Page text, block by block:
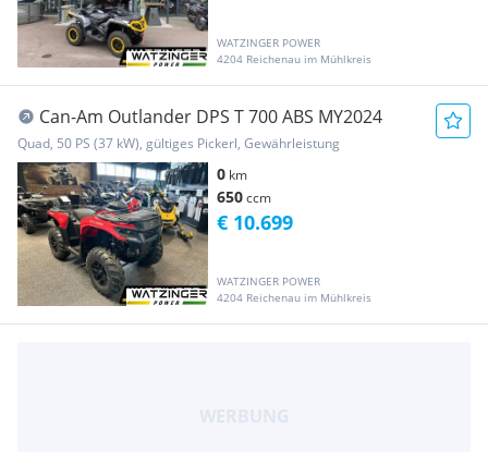
WATZINGER POWER
4204 Reichenau im Mühlkreis
Can-Am Outlander DPS T 700 ABS MY2024
Quad, 50 PS (37 kW), gültiges Pickerl, Gewährleistung
0 km
650ccm
WATZINGER POWER
4204 Reichenau im Mühlkreis
€ 10.699